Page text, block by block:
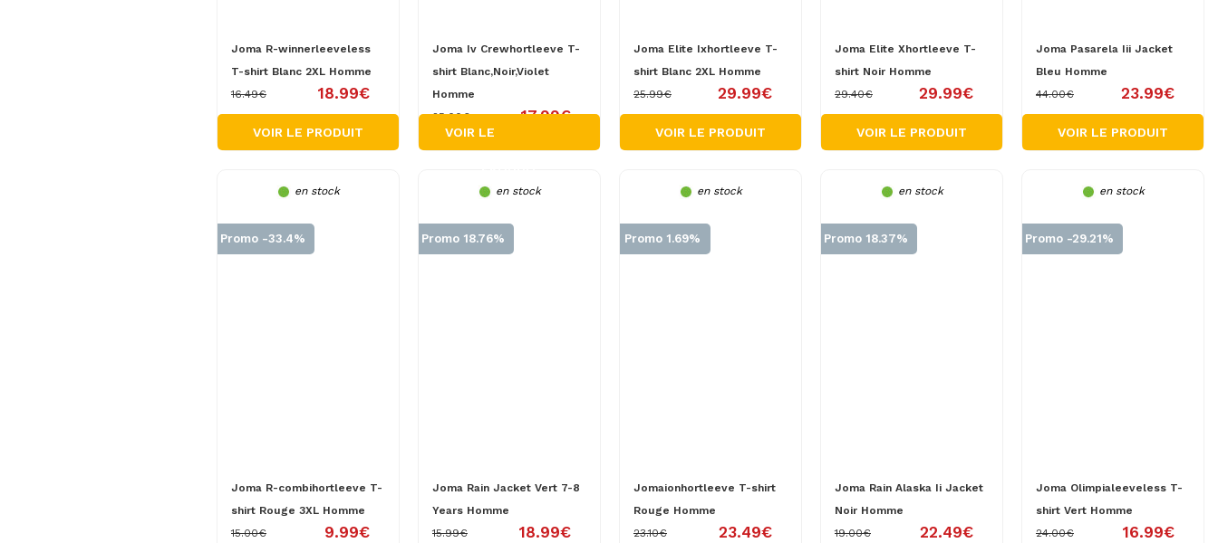
Joma R-winnerleeveless
T-shirt Blanc 2XL Homme
18.99€
16.49€
VOIR LE PRODUIT
Joma Iv Crewhortleeve T-
shirt Blanc,Noir,Violet
Homme
17.99€
25.00€
VOIR LE
Joma Elite Ixhortleeve T-
shirt Blanc 2XL Homme
29.99€
25.99€
VOIR LE PRODUIT
Joma Elite Xhortleeve T-
shirt Noir Homme
29.99€
29.40€
VOIR LE PRODUIT
Joma Pasarela Iii Jacket
Bleu Homme
23.99€
44.00€
VOIR LE PRODUIT
en stock
Promo -33.4%
Joma R-combihortleeve T-
shirt Rouge 3XL Homme
9.99€
15.00€
en stock
Promo 18.76%
Joma Rain Jacket Vert 7-8
Years Homme
18.99€
15.99€
en stock
Promo 1.69%
Jomaionhortleeve T-shirt
Rouge Homme
23.49€
23.10€
en stock
Promo 18.37%
Joma Rain Alaska Ii Jacket
Noir Homme
22.49€
19.00€
en stock
Promo -29.21%
Joma Olimpialeeveless T-
shirt Vert Homme
16.99€
24.00€